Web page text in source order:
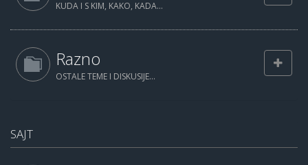
KUDA I S KIM, KAKO, KADA...
Razno
OSTALE TEME I DISKUSIJE...
SAJT